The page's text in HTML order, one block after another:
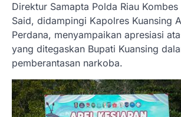
Direktur Samapta Polda Riau
Said, didampingi Kapolres Kuansing
Perdana, menyampaikan apresiasi
yang ditegaskan Bupati Kuansing
pemberantasan narkoba.